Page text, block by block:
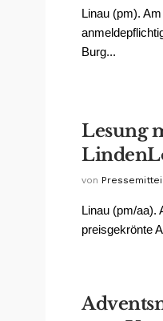
Linau (pm).
Burg...
Lesung
von
Linau (pm/aa).
preisgekrönte